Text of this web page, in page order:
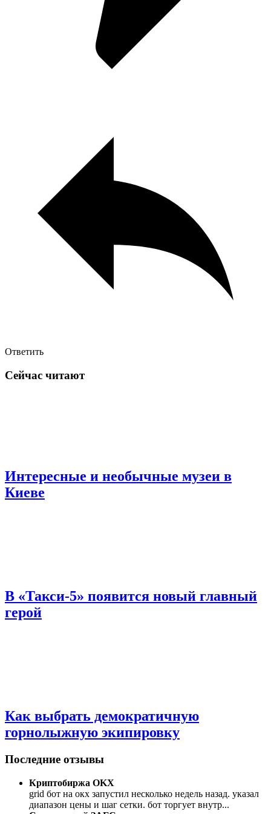
Ответить
Сейчас читают
Интересные и необычные музеи в
Киеве
В «Такси-5» появится новый главный
герой
Как выбрать демократичную
горнолыжную экипировку
Последние отзывы
Криптобиржа OKX
grid бот на окх запустил несколько недель назад. указал
диапазон цены и шаг сетки. бот торгует внутр...